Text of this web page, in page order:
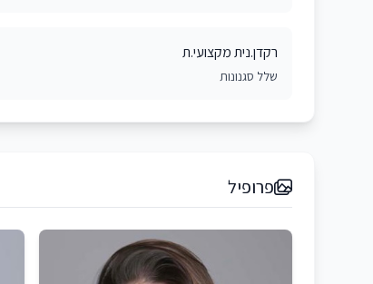
רקדן.נית מקצועי.ת
שלל סגנונות
פרופיל